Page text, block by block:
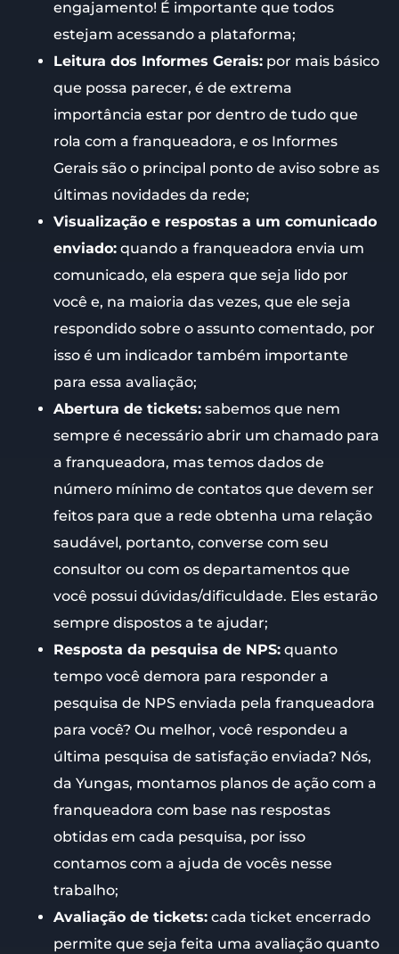
engajamento! É importante que todos
estejam acessando a plataforma;
Leitura dos Informes Gerais: por mais básico
que possa parecer, é de extrema
importância estar por dentro de tudo que
rola com a franqueadora, e os Informes
Gerais são o principal ponto de aviso sobre as
últimas novidades da rede;
Visualização e respostas a um comunicado
enviado: quando a franqueadora envia um
comunicado, ela espera que seja lido por
você e, na maioria das vezes, que ele seja
respondido sobre o assunto comentado, por
isso é um indicador também importante
para essa avaliação;
Abertura de tickets: sabemos que nem
sempre é necessário abrir um chamado para
a franqueadora, mas temos dados de
número mínimo de contatos que devem ser
feitos para que a rede obtenha uma relação
saudável, portanto, converse com seu
consultor ou com os departamentos que
você possui dúvidas/dificuldade. Eles estarão
sempre dispostos a te ajudar;
Resposta da pesquisa de NPS: quanto
tempo você demora para responder a
pesquisa de NPS enviada pela franqueadora
para você? Ou melhor, você respondeu a
última pesquisa de satisfação enviada? Nós,
da Yungas, montamos planos de ação com a
franqueadora com base nas respostas
obtidas em cada pesquisa, por isso
contamos com a ajuda de vocês nesse
trabalho;
Avaliação de tickets: cada ticket encerrado
permite que seja feita uma avaliação quanto